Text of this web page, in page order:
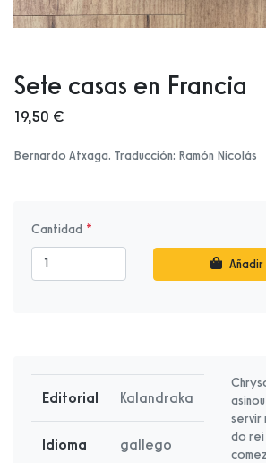
Sete casas en Francia
19,50 €
Bernardo Atxaga. Traducción: Ramón Nicolás
Cantidad
Editorial Kalandraka
Idioma gallego
servir
do